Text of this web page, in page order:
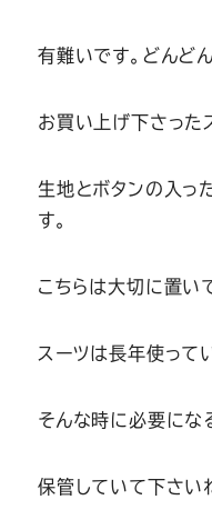
有難いです。どんど
お買い上げ下さった
生地とボタンの入っ
す。
こちらは大切に置い
スーツは長年使って
そんな時に必要にな
保管していて下さい